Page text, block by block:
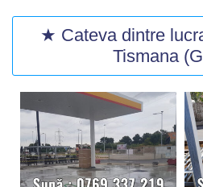
★ Cateva dintre
Tismana